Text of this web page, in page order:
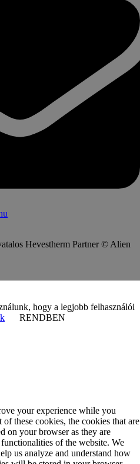
Hevestherm Partner © Alien
hogy a legjobb felhasználói
RENDBEN
your experience while you
these cookies, the cookies that are
on your browser as they are
of the website. We
us analyze and understand how